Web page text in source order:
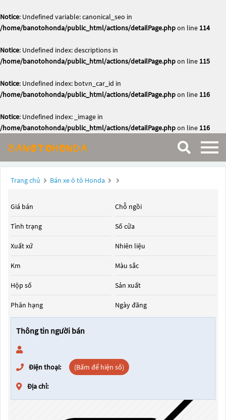
Notice: Undefined variable: canonical_seo in
/home/banotohonda/public_html/actions/detailPage.phpon line 114
Notice: Undefined index: descriptions in
/home/banotohonda/public_html/actions/detailPage.phpon line 115
Notice: Undefined index: botvn_car_id in
/home/banotohonda/public_html/actions/detailPage.phpon line 116
Notice: Undefined index: _image in
/home/banotohonda/public_html/actions/detailPage.phpon line 116
Trang chủ Bán xe ô tô Honda
Giá bán
Tình trạng
Xuất xứ
Km
Hộp số
Phân hạng
Chỗ ngồi
Số cửa
Nhiên liệu
Màu sắc
Sản xuất
Ngày đăng
Thông tin người bán
Điện thoại: (Bấm để hiện số)
Địa chỉ: